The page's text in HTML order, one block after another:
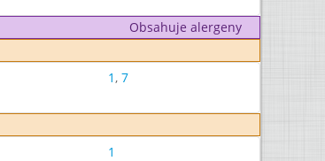
Obsahuje alergeny
1, 7
1